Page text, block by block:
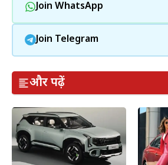
Join WhatsApp
Join Telegram
और पढ़ें